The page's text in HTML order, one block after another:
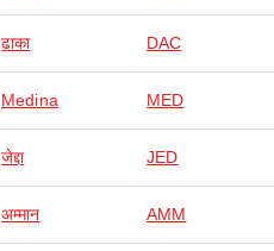
ढाका DAC
Medina MED
जेद्दा JED
अम्मान AMM